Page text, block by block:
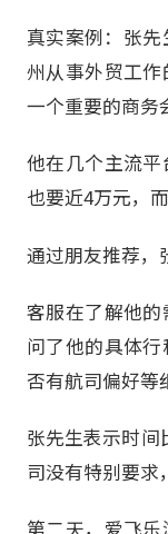
真实案例：张
州从事外贸工
一个重要的商务
他在几个主流
也要近4万元，
通过朋友推荐，
客服在了解他
问了他的具体
否有航司偏好等
张先生表示时间
司没有特别要求
第二天，爱飞乐